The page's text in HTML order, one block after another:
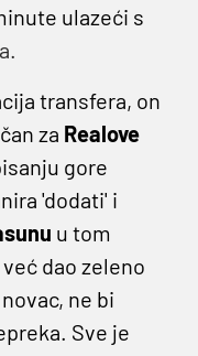
ulazeći s
transfera, on
za Realove
gore
'dodati' i
u tom
dao zeleno
ne bi
Sve je